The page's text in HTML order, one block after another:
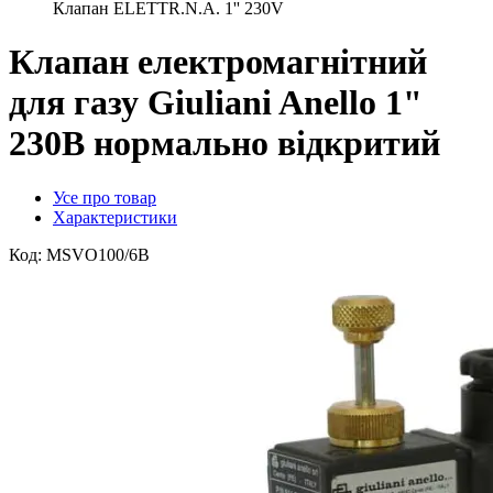
Клапан ELETTR.N.A. 1'' 230V
Клапан електромагнітний
для газу Giuliani Anello 1"
230В нормально відкритий
Усе про товар
Характеристики
Код: MSVO100/6B